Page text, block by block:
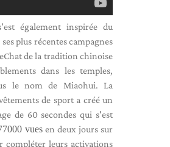
également inspirée du
plus récentes campagnes
de la tradition chinoise
dans les temples,
le nom de Miaohui. La
de sport a créé un
de 60 secondes qui s'est
vues en deux jours sur
compléter leurs activations